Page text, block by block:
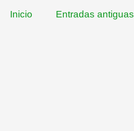
Entradas antiguas
Inicio